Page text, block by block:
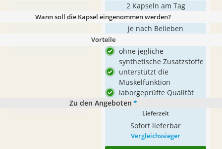
2 Kapseln am Tag
Wann soll die Kapsel eingenommen werden?
je nach Belieben
Vorteile
ohne jegliche
synthetische Zusatzstoffe
unterstützt die
Muskelfunktion
laborgeprüfte Qualität
Zu den Angeboten *
Lieferzeit
Sofort lieferbar
Vergleichssieger